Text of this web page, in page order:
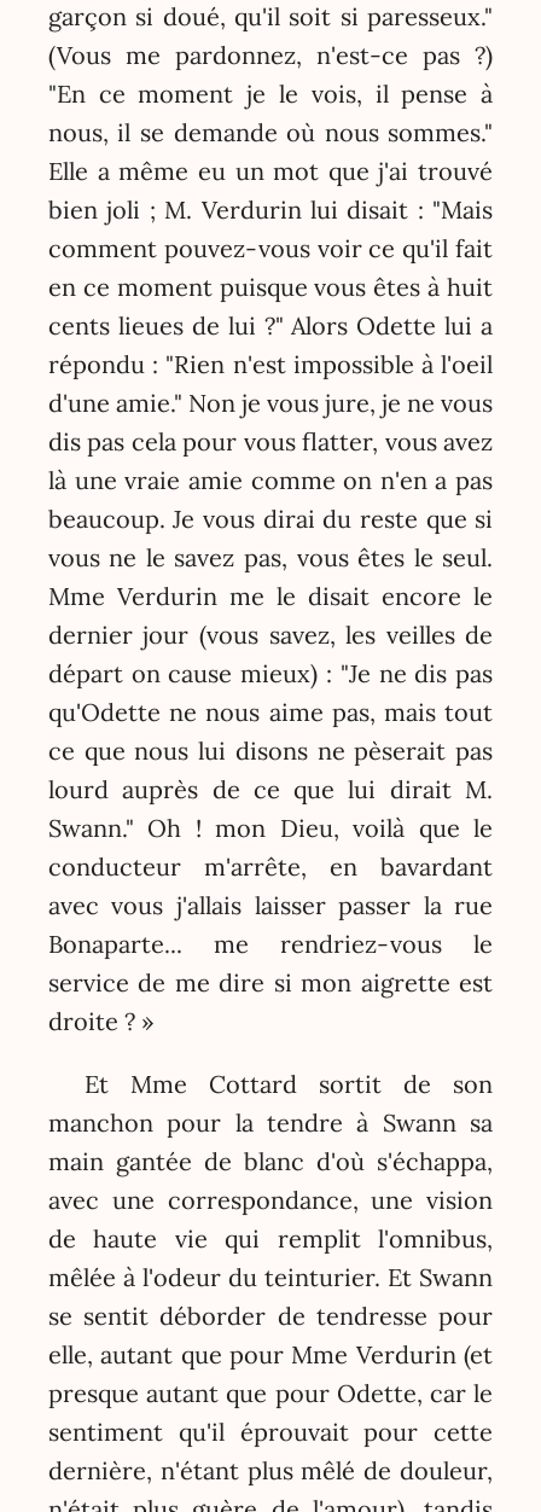
garçon si doué, qu'il soit si paresseux."
(Vous me pardonnez, n'est-ce pas ?)
"En ce moment je le vois, il pense à
nous, il se demande où nous sommes."
Elle a même eu un mot que j'ai trouvé
bien joli ; M. Verdurin lui disait : "Mais
comment pouvez-vous voir ce qu'il fait
en ce moment puisque vous êtes à huit
cents lieues de lui ?" Alors Odette lui a
répondu : "Rien n'est impossible à l'oeil
d'une amie." Non je vous jure, je ne vous
dis pas cela pour vous flatter, vous avez
là une vraie amie comme on n'en a pas
beaucoup. Je vous dirai du reste que si
vous ne le savez pas, vous êtes le seul.
Mme Verdurin me le disait encore le
dernier jour (vous savez, les veilles de
départ on cause mieux) : "Je ne dis pas
qu'Odette ne nous aime pas, mais tout
ce que nous lui disons ne pèserait pas
lourd auprès de ce que lui dirait M.
Swann." Oh ! mon Dieu, voilà que le
conducteur m'arrête, en bavardant
avec vous j'allais laisser passer la rue
Bonaparte... me rendriez-vous le
service de me dire si mon aigrette est
droite ? »
Et Mme Cottard sortit de son
manchon pour la tendre à Swann sa
main gantée de blanc d'où s'échappa,
avec une correspondance, une vision
de haute vie qui remplit l'omnibus,
mêlée à l'odeur du teinturier. Et Swann
se sentit déborder de tendresse pour
elle, autant que pour Mme Verdurin (et
presque autant que pour Odette, car le
sentiment qu'il éprouvait pour cette
dernière, n'étant plus mêlé de douleur,